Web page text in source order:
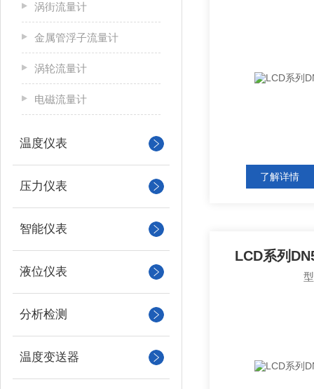
涡街流量计
金属管浮子流量计
涡轮流量计
电磁流量计
温度仪表
压力仪表
智能仪表
液位仪表
分析检测
温度变送器
了解详情
LCD系列